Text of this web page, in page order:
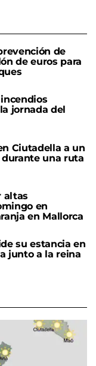
de
de euros para
jornada del
Ciutadella a un
una ruta
altas
en
en Mallorca
su estancia en
junto a la reina